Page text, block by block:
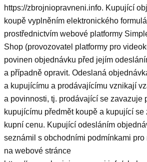
https://zbrojniopravneni.info. Kupující
koupě vyplněním elektronického
prostřednictvím webové platformy
Shop (provozovatel platformy pro
povinen objednávku před jejím
a případně opravit. Odeslaná
a kupujícímu a prodávajícímu vznikají
a povinnosti, tj. prodávající se zavazuje
kupujícímu předmět koupě a kupující se
kupní cenu. Kupující odesláním
seznámil s obchodními podmínkami pro
na webové stránce